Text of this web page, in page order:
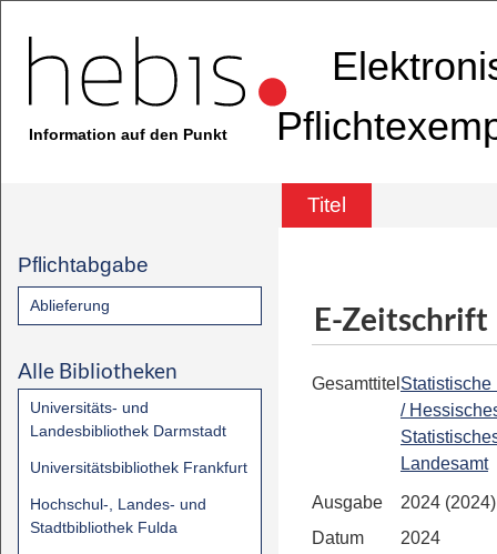
Information auf den Punkt
Titel
Pflichtabgabe
Ablieferung
Alle Bibliotheken
Universitäts- und
Landesbibliothek Darmstadt
Universitätsbibliothek Frankfurt
Hochschul-, Landes- und
Stadtbibliothek Fulda
E-Zeitschrift
Gesamttitel Statistische
/
Landesamt
Ausgabe
2024
Datum
2024